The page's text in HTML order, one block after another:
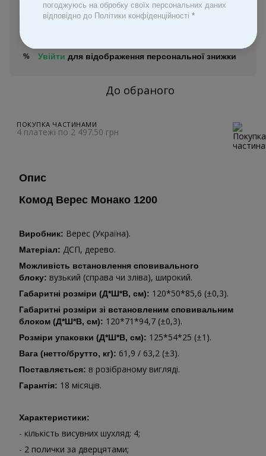
% Увійти для відображення персональної знижки
До обраного
ПОКУПКА ЧАСТИНАМИ
4 платежі по 2 497.50 грн
Опис
Комод Верес Монако 1200
Виробник: Верес (Україна).
Матеріал: ДСП, дерево.
Можливість встановлення сповивального
блоку: вузький (справа чи зліва), широкий.
Габаритні розміри (Д*Ш*В, см): 120*50*85,6 (±0,3).
Габаритні розміри зі встановленим сповивальним
блоком (Д*Ш*В, см): 120*71*94,7 (±0,3).
Розміри упаковки (Д*Ш*В, см): 125*54*25 (±1).
Вага (нетто/брутто, кг): 61,9 / 63,2 (±3).
Поставляється: в розібраному вигляді.
Гарантія: 18 місяців.
Характеристики:
- кількість висувних шухляд: 4;
- 2 полички за дверцятами;
погоджуюсь на обробку своїх персональних даних
відповідно до Політики конфіденційності *